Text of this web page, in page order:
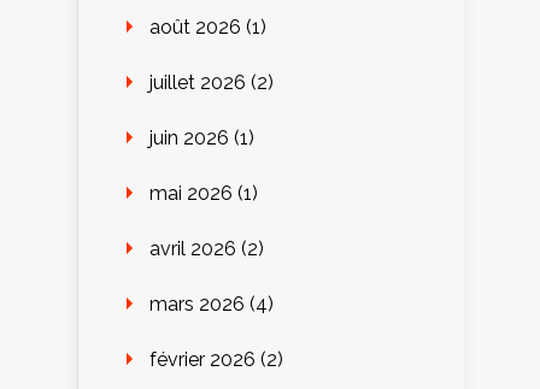
août 2026 (1)
juillet 2026 (2)
juin 2026 (1)
mai 2026 (1)
avril 2026 (2)
mars 2026 (4)
février 2026 (2)